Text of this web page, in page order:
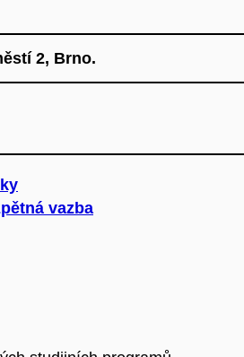
2, Brno.
vazba